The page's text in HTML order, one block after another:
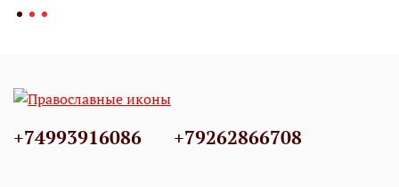
+74993916086 +79262866708